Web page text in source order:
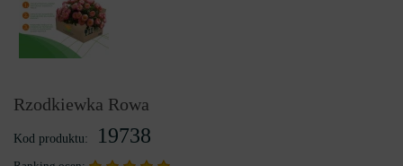
Rzodkiewka Rowa
Kod produktu: 19738